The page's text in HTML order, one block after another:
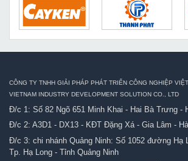
CÔNG TY TNHH GIẢI PHÁP PHÁT TRIỂN CÔNG NGHIỆP
VIETNAM INDUSTRY DEVELOPMENT SOLUTION CO., LTD
Đ/c 1: Số 82 Ngõ 651 Minh Khai - Hai Bà Trưng -
Đ/c 2: A3D1 - DX13 - KĐT Đặng Xá - Gia Lâm -
Đ/c 3: chi nhánh Quảng Ninh: Số 1052 đường Hạ
Tp. Hạ Long - Tỉnh Quảng Ninh